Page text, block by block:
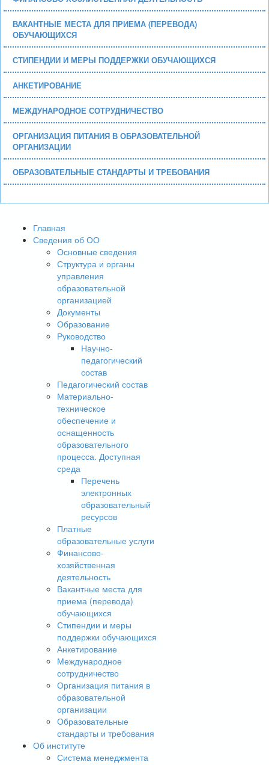
ВАКАНТНЫЕ МЕСТА ДЛЯ ПРИЕМА (ПЕРЕВОДА)
ОБУЧАЮЩИХСЯ
СТИПЕНДИИ И МЕРЫ ПОДДЕРЖКИ ОБУЧАЮЩИХСЯ
АНКЕТИРОВАНИЕ
МЕЖДУНАРОДНОЕ СОТРУДНИЧЕСТВО
ОРГАНИЗАЦИЯ ПИТАНИЯ В ОБРАЗОВАТЕЛЬНОЙ
ОРГАНИЗАЦИИ
ОБРАЗОВАТЕЛЬНЫЕ СТАНДАРТЫ И ТРЕБОВАНИЯ
Главная
Сведения об ОО
Основные сведения
Структура и органы
управления
образовательной
организацией
Документы
Образование
Руководство
Научно-
педагогический
состав
Педагогический состав
Материально-
техническое
обеспечение и
оснащенность
образовательного
процесса. Доступная
среда
Перечень
электронных
образовательный
ресурсов
Платные
образовательные услуги
Финансово-
хозяйственная
деятельность
Вакантные места для
приема (перевода)
обучающихся
Стипендии и меры
поддержки обучающихся
Анкетирование
Международное
сотрудничество
Организация питания в
образовательной
организации
Образовательные
стандарты и требования
Об институте
Система менеджмента